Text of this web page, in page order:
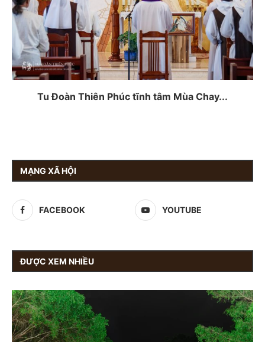
Tu Đoàn Thiên Phúc tĩnh tâm Mùa Chay...
MẠNG XÃ HỘI
FACEBOOK YOUTUBE
ĐƯỢC XEM NHIỀU